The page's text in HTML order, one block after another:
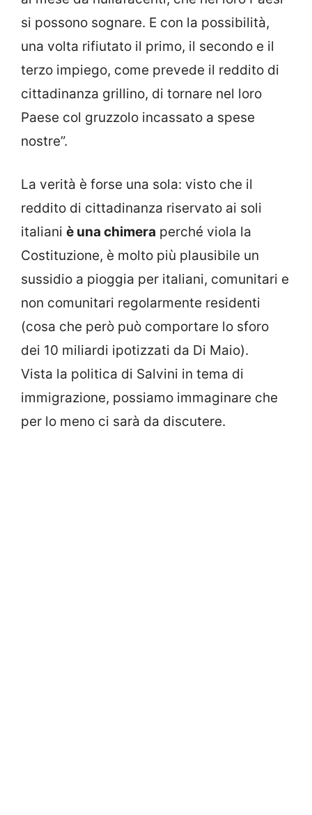
si possono sognare. E con la possibilità,
una volta rifiutato il primo, il secondo e il
terzo impiego, come prevede il reddito di
cittadinanza grillino, di tornare nel loro
Paese col gruzzolo incassato a spese
nostre”.
La verità è forse una sola: visto che il
reddito di cittadinanza riservato ai soli
italiani è una chimera perché viola la
Costituzione, è molto più plausibile un
sussidio a pioggia per italiani, comunitari e
non comunitari regolarmente residenti
(cosa che però può comportare lo sforo
dei 10 miliardi ipotizzati da Di Maio).
Vista la politica di Salvini in tema di
immigrazione, possiamo immaginare che
per lo meno ci sarà da discutere.